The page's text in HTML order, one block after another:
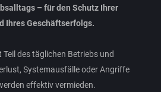
– für den Schutz Ihrer
Ihres Geschäftserfolgs.
des täglichen Betriebs und
Systemausfälle oder Angriffe
effektiv vermieden.